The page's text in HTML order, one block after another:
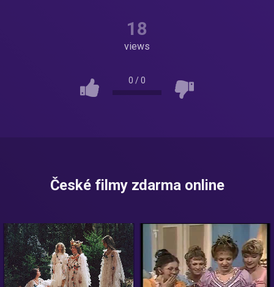
18
views
0 /0
České filmy zdarma online